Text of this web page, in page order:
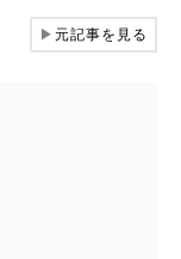
▶元記事を見る